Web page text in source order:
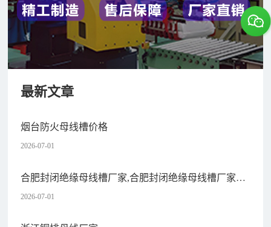
最新文章
烟台防火母线槽价格
2026-07-01
合肥封闭绝缘母线槽厂家,合肥封闭绝缘母线槽厂家有
哪些
2026-07-01